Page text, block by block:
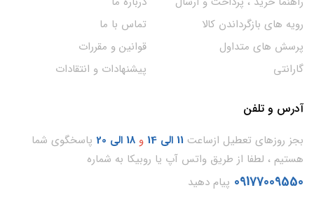
رویه های بازگرداندن کالا
پرسش های متداول
گارانتی
تماس با ما
قوانین و مقررات
پیشنهادات و انتقادات
آدرس و تلفن
بجز روزهای تعطیل ازساعت 11 الی 14 و 18 الی 20
پاسخگوی شما
هستیم ، لطفا از طریق واتس آپ یا روبیکا به شماره
09177009550 پیام دهید